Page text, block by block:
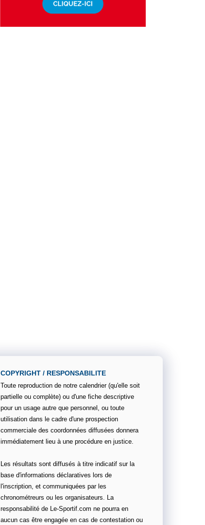
COPYRIGHT / RESPONSABILITE
Toute reproduction de notre calendrier (qu'elle soit
partielle ou complète) ou d'une fiche descriptive
pour un usage autre que personnel, ou toute
utilisation dans le cadre d'une prospection
commerciale des coordonnées diffusées donnera
immédiatement lieu à une procédure en justice.
Les résultats sont diffusés à titre indicatif sur la
base d'informations déclaratives lors de
l'inscription, et communiquées par les
chronométreurs ou les organisateurs. La
responsabilité de Le-Sportif.com ne pourra en
aucun cas être engagée en cas de contestation ou